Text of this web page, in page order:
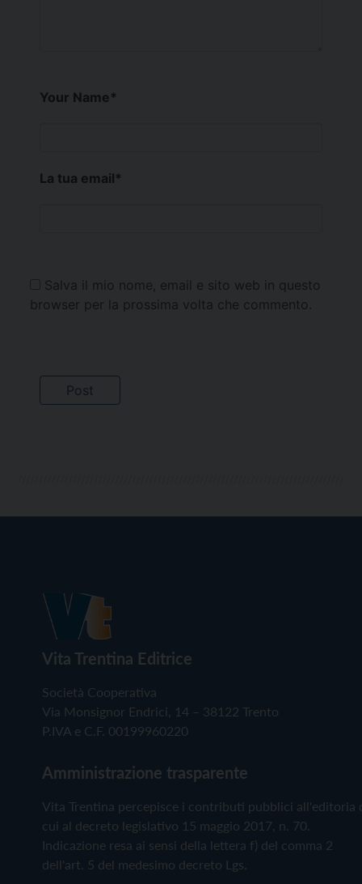
Your Name*
La tua email*
Salva il mio nome, email e sito web in questo
browser per la prossima volta che commento.
Vita Trentina Editrice
Società Cooperativa
Via Monsignor Endrici, 14 – 38122 Trento
P.IVA e C.F. 00199960220
Amministrazione trasparente
Vita Trentina percepisce i contributi pubblici all'editoria
cui al decreto legislativo 15 maggio 2017, n. 70.
Indicazione resa ai sensi della lettera f) del comma 2
dell'art. 5 del medesimo decreto Lgs.